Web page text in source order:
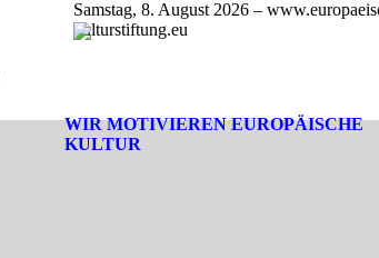
Samstag, 8. August 2026 –
kulturstiftung.eu
WIR MOTIVIEREN EUROPÄISCHE
KULTUR